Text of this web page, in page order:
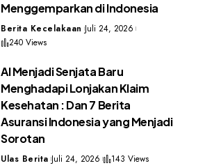
Menggemparkan di Indonesia
Berita Kecelakaan Juli 24, 2026
240 Views
AI Menjadi Senjata Baru
Menghadapi Lonjakan Klaim
Kesehatan : Dan 7 Berita
Asuransi Indonesia yang Menjadi
Sorotan
Ulas Berita Juli 24, 2026 143 Views